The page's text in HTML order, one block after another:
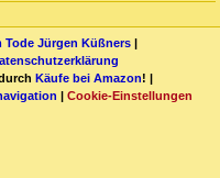
Tode Jürgen Küßners |
Käufe bei Amazon! |
| Cookie-Einstellungen